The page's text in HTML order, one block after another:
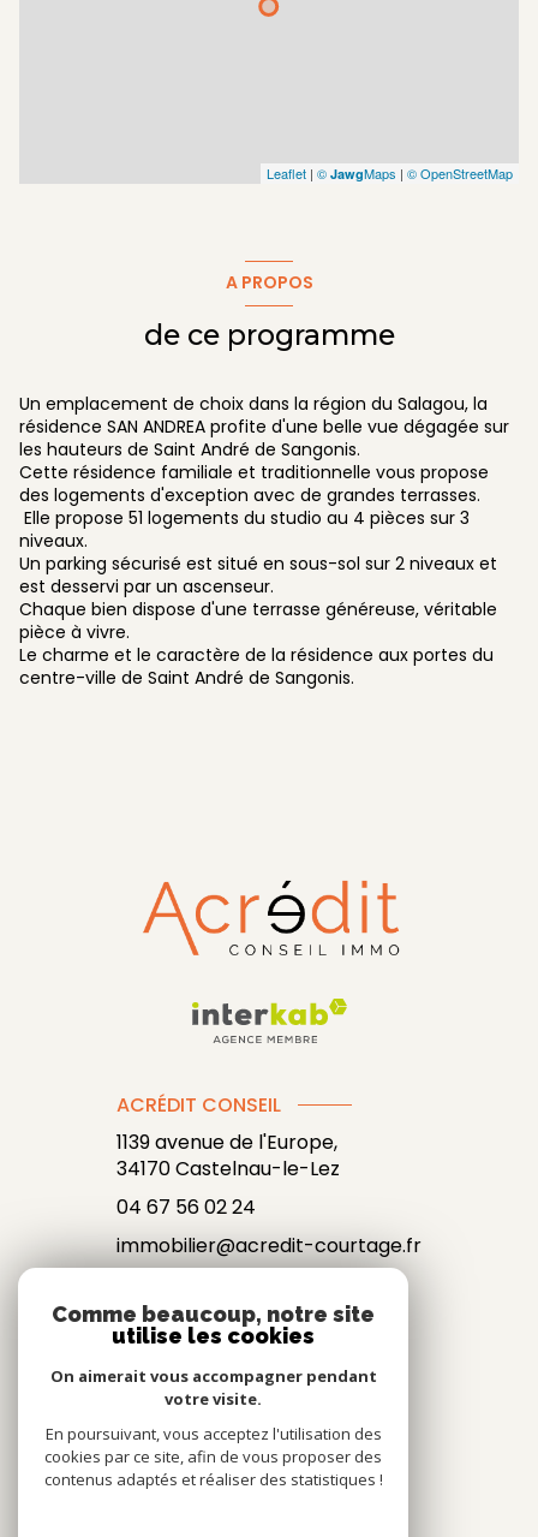
Leaflet | © JawgMaps | © OpenStreetMap
A PROPOS
de ce programme
Un emplacement de choix dans la région du Salagou, la
résidence SAN ANDREA profite d'une belle vue dégagée sur
les hauteurs de Saint André de Sangonis.
Cette résidence familiale et traditionnelle vous propose
des logements d'exception avec de grandes terrasses.
Elle propose 51 logements du studio au 4 pièces sur 3
niveaux.
Un parking sécurisé est situé en sous-sol sur 2 niveaux et
est desservi par un ascenseur.
Chaque bien dispose d'une terrasse généreuse, véritable
pièce à vivre.
Le charme et le caractère de la résidence aux portes du
centre-ville de Saint André de Sangonis.
ACRÉDIT CONSEIL
1139 avenue de l'Europe,
34170Castelnau-le-Lez
04 67 56 02 24
immobilier@acredit-courtage.fr
NOS RÉSEAUX
NOUS SUIVRE
Comme beaucoup, notre site
utilise les cookies
On aimerait vous accompagner pendant
votre visite.
En poursuivant, vous acceptez l'utilisation des
cookies par ce site, afin de vous proposer des
contenus adaptés et réaliser des statistiques !